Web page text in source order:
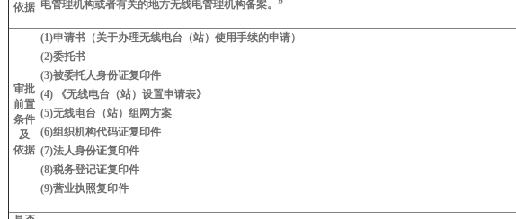
依据 电管理机构或者有关的地方无线电管理机构备案。”
审批
前置
条件
及
依据
(1)申请书（关于办理无线电台（站）使用手续的申请）
(2)委托书
(3)被委托人身份证复印件
(4) 《无线电台（站）设置申请表》
(5)无线电台（站）组网方案
(6)组织机构代码证复印件
(7)法人身份证复印件
(8)税务登记证复印件
(9)营业执照复印件